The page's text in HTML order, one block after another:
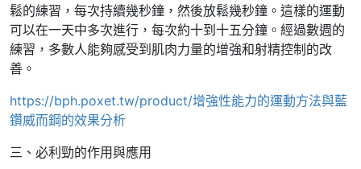
鬆的練習，每次持續幾秒鐘，然後放鬆幾秒鐘。這樣的運動
可以在一天中多次進行，每次約十到十五分鐘。經過數週的
練習，多數人能夠感受到肌肉力量的增強和射精控制的改
善。
https://bph.poxet.tw/product/增強性能力的運動方法與藍
鑽威而鋼的效果分析
三、必利勁的作用與應用